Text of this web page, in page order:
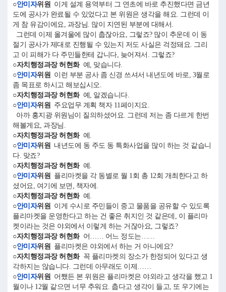
○안미자위원 이게 설계 용역부터 그 연초에 바로 추진했다면 금년
도에 공사가 완료될 수 있었다고 본 위원은 생각을 해요. 그런데 이
게 참 유감이에요, 과장님. 많이 지연된 부분에 대해서.
그런데 이제 올겨울에 많이 춥잖아요, 그렇죠? 많이 추운데 이 동
절기 공사가 제대로 진행될 수 있는지 저도 사실은 걱정돼요. 그리
고 이 피해가 다 주민들한테 갑니다, 늦어져서. 그렇죠?
○자치행정과장 허현화예, 맞습니다.
○안미자위원 이런 부분 공사 좀 신경 쓰셔서 내년도에 바로, 3월로
좀 목표로 하시고 해보십시오.
○자치행정과장 허현화예, 알겠습니다.
○안미자위원 주요업무 계획 책자 11페이지요.
아까 홍지광 위원님이 질의하셨어요. 그런데 저는 좀 다르게 한번
해볼게요, 과장님.
○자치행정과장 허현화예.
○안미자위원 내년도에 동 주도 동 특화사업을 많이 하는 것 같습니
다. 맞죠?
○자치행정과장 허현화예.
○안미자위원 플리마켓을 각 동별로 월 1회 총 12회 개최한다고 하
셨어요, 여기에 보면, 책자에.
○자치행정과장 허현화예.
○안미자위원 이게 수시로 주민들이 중고 물품을 공유할 수 있도록
플리마켓을 운영한다고 하는 건 좋은 취지인 것 같은데, 이 플리마
켓이라는 것은 야외에서 이렇게 하는 거잖아요, 그렇죠?
○자치행정과장 허현화어…… 어느 정도는……
○안미자위원 플리마켓은 야외에서 하는 거 아니에요?
○자치행정과장 허현화꼭 플리마켓의 장소가 한정되어 있다고 생
각하지는 않습니다. 그런데 아무래도 이제……
○안미자위원 어쨌든 본 위원은 플리마켓은 야외라고 생각을 했고 1
월이나 12월 같으면 너무 추워요. 춥다고 생각이 들고, 또 우기에는